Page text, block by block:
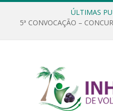
ÚLTIMAS
5ª CONVOCAÇÃO –